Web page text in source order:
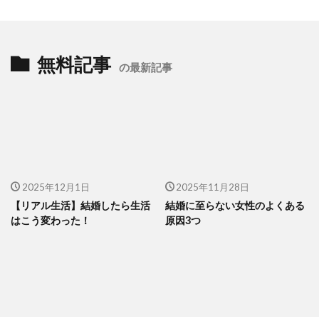
無料記事 の最新記事
2025年12月1日
【リアル生活】結婚したら生活
はこう変わった！
2025年11月28日
結婚に至らない女性のよくある
原因3つ